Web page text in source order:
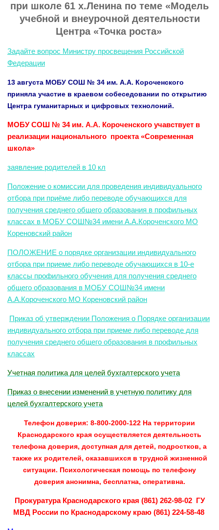
при школе 61 х.Ленина по теме «Модель
учебной и внеурочной деятельности
Центра «Точка роста»
Задайте вопрос Министру просвещения Российской
Федерации
13 августа МОБУ СОШ № 34 им. А.А. Короченского
приняла участие в краевом собеседовании по открытию
Центра гуманитарных и цифровых технолоний.
МОБУ СОШ № 34 им. А.А. Короченского учавствует в
реализации национального проекта «Современная
школа»
заявление родителей в 10 кл
Положение о комиссии для проведения индивидуального
отбора при приёме либо переводе обучающихся для
получения среднего общего образования в профильных
классах в МОБУ СОШ№34 имени А.А.Короченского МО
Кореновский район
ПОЛОЖЕНИЕ о порядке организации индивидуального
отбора при приеме либо переводе обучающихся в 10-е
классы профильного обучения для получения среднего
общего образования в МОБУ СОШ№34 имени
А.А.Короченского МО Кореновский район
Приказ об утверждении Положения о Порядке организации
индивидуального отбора при приеме либо переводе для
получения среднего общего образования в профильных
классах
Учетная политика для целей бухгалтерского учета
Приказ о внесении изменений в учетную политику для
целей бухгалтерского учета
Телефон доверия: 8-800-2000-122 На территории
Краснодарского края осуществляется деятельность
телефона доверия, доступная для детей, подростков, а
также их родителей, оказавшихся в трудной жизненной
ситуации. Психологическая помощь по телефону
доверия анонимна, бесплатна, оперативна.
Прокуратура Краснодарского края (861) 262-98-02 ГУ
МВД России по Краснодарскому краю (861) 224-58-48